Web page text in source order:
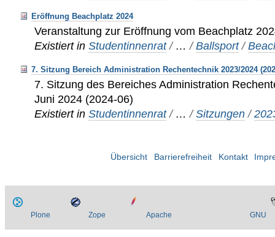
Eröffnung Beachplatz 2024
Veranstaltung zur Eröffnung vom Beachplatz
Existiert in Studentinnenrat / …/Ballsport /
7. Sitzung Bereich Administration Rechentechnik 2023/2024
7. Sitzung des Bereiches Administration
Juni 2024 (2024-06)
Existiert in Studentinnenrat / …/Sitzungen /
Übersicht Barrierefreiheit Kontakt
Plone Zope Apache GNU